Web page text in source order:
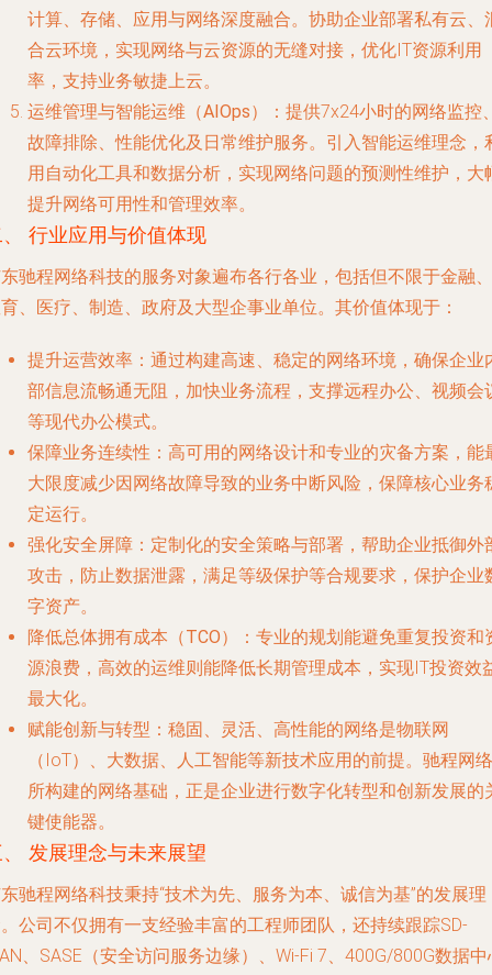
计算、存储、应用与网络深度融合。协助企业部署私有云、
合云环境，实现网络与云资源的无缝对接，优化IT资源利用
率，支持业务敏捷上云。
运维管理与智能运维（AIOps）
：提供7x24小时的网络监控
故障排除、性能优化及日常维护服务。引入智能运维理念，
用自动化工具和数据分析，实现网络问题的预测性维护，大
提升网络可用性和管理效率。
行业应用与价值体现
驰程网络科技的服务对象遍布各行各业，包括但不限于金融、
、医疗、制造、政府及大型企事业单位。其价值体现于：
提升运营效率 ：通过构建高速、稳定的网络环境，确保企业
部信息流畅通无阻，加快业务流程，支撑远程办公、视频会
等现代办公模式。
保障业务连续性 ：高可用的网络设计和专业的灾备方案，能
大限度减少因网络故障导致的业务中断风险，保障核心业务
定运行。
强化安全屏障 ：定制化的安全策略与部署，帮助企业抵御外
攻击，防止数据泄露，满足等级保护等合规要求，保护企业
字资产。
降低总体拥有成本（TCO）
：专业的规划能避免重复投资和
源浪费，高效的运维则能降低长期管理成本，实现IT投资效
最大化。
赋能创新与转型 ：稳固、灵活、高性能的网络是物联网
（IoT）、大数据、人工智能等新技术应用的前提。驰程网络
所构建的网络基础，正是企业进行数字化转型和创新发展的
键使能器。
发展理念与未来展望
驰程网络科技秉持“技术为先、服务为本、诚信为基”的发展理
公司不仅拥有一支经验丰富的工程师团队，还持续跟踪SD-
、SASE（安全访问服务边缘）、Wi-Fi 7、400G/800G数据中